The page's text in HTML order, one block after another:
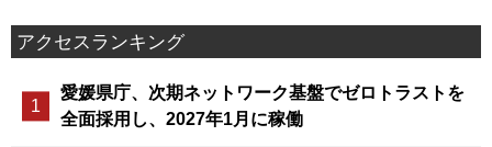
アクセスランキング
愛媛県庁、次期ネットワーク基盤でゼロトラストを
全面採用し、2027年1月に稼働